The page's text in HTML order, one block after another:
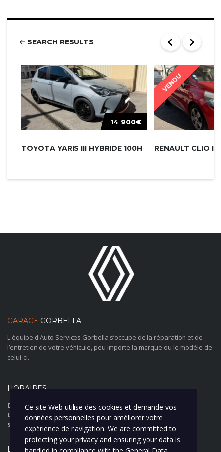
SEARCH RESULTS
14 900€
TOYOTA YARIS III HYBRIDE 100H
VENDU
GARAGE GORBELLA
L'équipe d'Auto Services Gorbella s’occupe de la réparation et de
l’entretien de votre véhicule, peu importe la marque ou le modèle de
celui-ci.
HORAIRES
Du Lundi au Jeudi:07:30 12:00-13:30 18:15
Le Vendredi:07:30 12:00-13:30 17:15
Samedi et Dimanche:
Fermé
LOCATION
Ce site Web utilise des cookies et demande vos
données personnelles pour améliorer votre
expérience de navigation. We are committed to
protecting your privacy and ensuring your data is